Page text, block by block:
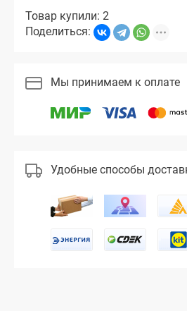
Товар купили: 2
Поделиться:
Мы принимаем к оплате
Удобные способы